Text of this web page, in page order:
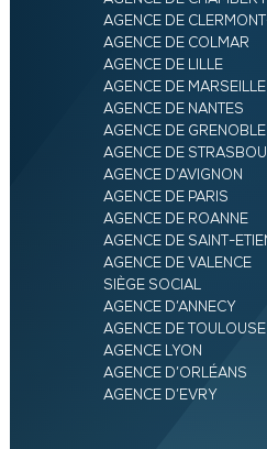
AGENCE DE
AGENCE DE COLMAR
AGENCE DE LILLE
AGENCE DE MARSEILLE
AGENCE DE NANTES
AGENCE DE GRENOBLE
AGENCE DE
AGENCE D’AVIGNON
AGENCE DE PARIS
AGENCE DE ROANNE
AGENCE DE SAINT-
AGENCE DE VALENCE
SIÈGE SOCIAL
AGENCE D’ANNECY
AGENCE DE TOULOUSE
AGENCE LYON
AGENCE D’ORLÉANS
AGENCE D’EVRY